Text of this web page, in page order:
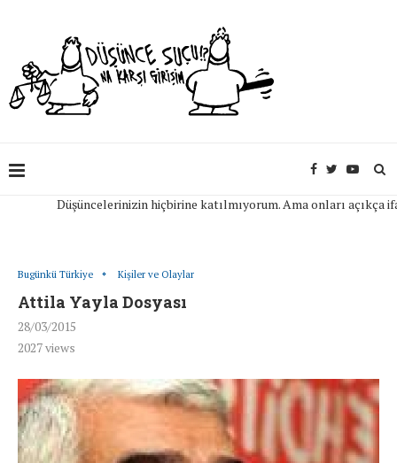
Düşüncelerinizin hiçbirine katılmıyorum. Ama onları açıkça ifade
Bugünkü Türkiye Kişiler ve Olaylar
Attila Yayla Dosyası
28/03/2015
2027views